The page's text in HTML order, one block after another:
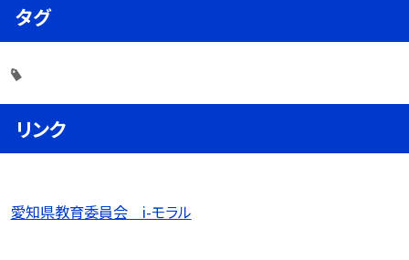
タグ
リンク
愛知県教育委員会 i-モラル